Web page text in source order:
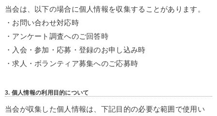
当会は、以下の場合に個人情報を収集することがあります。
・お問い合わせ対応時
・アンケート調査へのご回答時
・入会・参加・応募・登録のお申し込み時
・求人・ボランティア募集へのご応募時
3. 個人情報の利用目的について
当会が収集した個人情報は、下記目的の必要な範囲で使用い